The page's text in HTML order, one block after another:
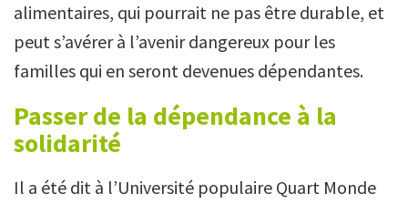
alimentaires, qui pourrait ne pas être durable, et
peut s’avérer à l’avenir dangereux pour les
familles qui en seront devenues dépendantes.
Passer de la dépendance à la
solidarité
Il a été dit à l’Université populaire Quart Monde